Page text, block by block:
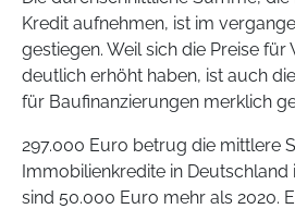
Kredit aufnehmen, ist im
gestiegen. Weil sich die Preise für
deutlich erhöht haben, ist auch
für Baufinanzierungen merklich
297.000 Euro betrug die mittlere
Immobilienkredite in Deutschland
sind 50.000 Euro mehr als 2020.